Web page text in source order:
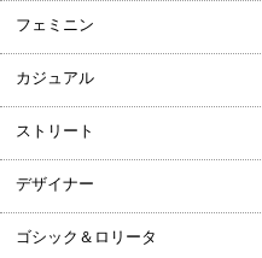
フェミニン
カジュアル
ストリート
デザイナー
ゴシック＆ロリータ